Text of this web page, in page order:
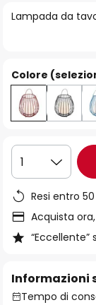
immagini
Lampada da
Colore
1
Resi entro
Acquista
“Eccellente”
Informazioni
Tempo di